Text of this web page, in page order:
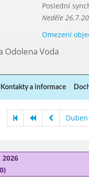
Poslední
Neděle
Omezení
Odolena Voda
Kontakty a informace
2026